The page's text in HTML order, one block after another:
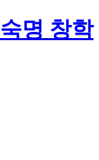
숙명 창학